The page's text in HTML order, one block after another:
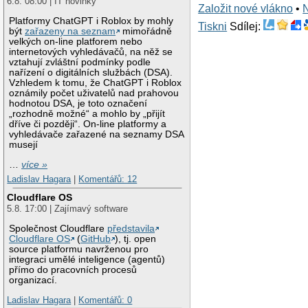
Platformy ChatGPT i Roblox by mohly
býtzařazeny na seznam
mimořádně
velkých on-line platforem nebo
internetových vyhledávačů, na něž se
vztahují zvláštní podmínky podle
nařízení o digitálních službách (DSA).
Vzhledem k tomu, že ChatGPT i Roblox
oznámily počet uživatelů nad prahovou
hodnotou DSA, je toto označení
„rozhodně možné“ a mohlo by „přijít
dříve či později“. On-line platformy a
vyhledávače zařazené na seznamy DSA
musejí
…více »
Ladislav Hagara| Komentářů: 12
Cloudflare OS
5.8. 17:00 | Zajímavý software
Společnost Cloudflare představila
Cloudflare OS
(GitHub ), tj. open
source platformu navrženou pro
integraci umělé inteligence (agentů)
přímo do pracovních procesů
organizací.
Ladislav Hagara| Komentářů: 0
Založit nové vlákno •
Tiskni Sdílej: